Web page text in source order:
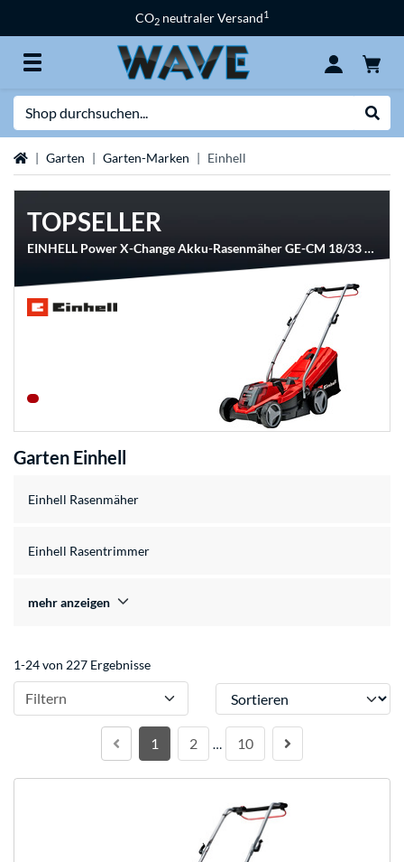
CO2 neutraler Versand1
StartseiteGarten Garten-Marken Einhell
TOPSELLER
EINHELL Power X-Change Akku-Rasenmäher GE-CM 18/33 Li Kit, 18Volt
Garten Einhell
Einhell Rasenmäher
Einhell Rasentrimmer
mehr anzeigen
1-24 von 227 Ergebnisse
Filtern Sortieren
1 2 … 10